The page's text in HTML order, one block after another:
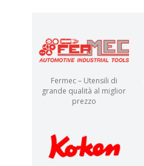
Fermec – Utensili di
grande qualità al miglior
prezzo